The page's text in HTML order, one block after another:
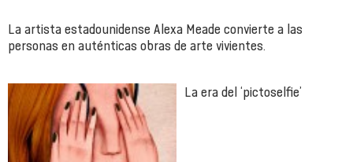
La artista estadounidense Alexa Meade convierte a las
personas en auténticas obras de arte vivientes.
La era del ‘pictoselfie’